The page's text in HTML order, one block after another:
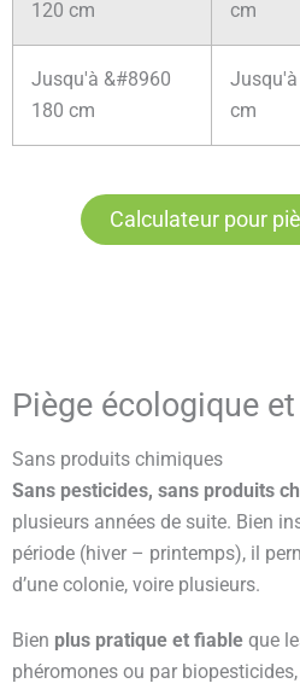
120 cm
cm
Jusqu'à &#8960
180 cm
cm
Calculateur pour
Piège écologique
Sans produits chimiques
Sans pesticides, sans produits
plusieurs années de suite. Bien
période (hiver – printemps), il
d’une colonie, voire plusieurs.
Bien plus pratique et fiable que
phéromones ou par